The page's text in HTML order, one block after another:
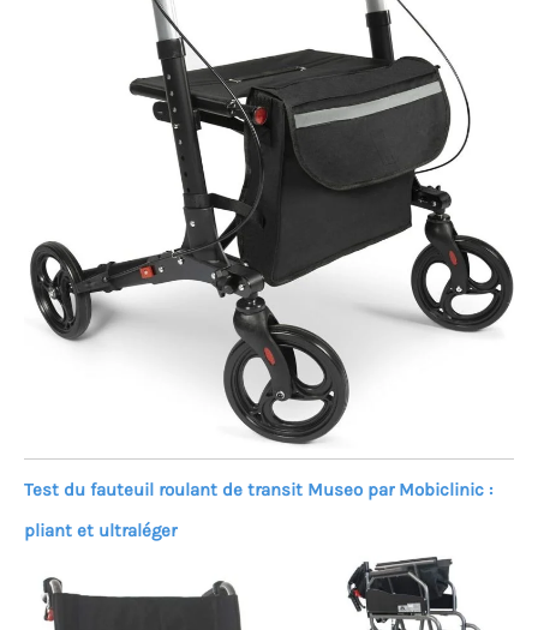
Test du fauteuil roulant de transit Museo par Mobiclinic :
pliant et ultraléger